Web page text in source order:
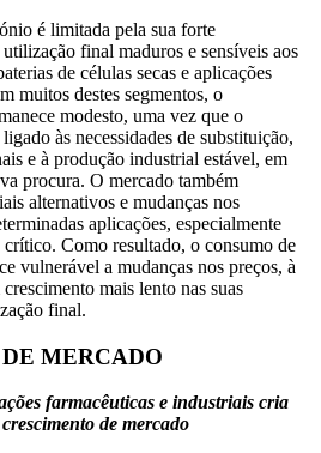
é limitada pela sua forte
final maduros e sensíveis aos
de células secas e aplicações
muitos destes segmentos, o
modesto, uma vez que o
às necessidades de substituição,
e à produção industrial estável, em
procura. O mercado também
alternativos e mudanças nos
aplicações, especialmente
crítico. Como resultado, o consumo de
vulnerável a mudanças nos preços, à
mais lento nas suas
final.
MERCADO
farmacêuticas e industriais cria
de mercado